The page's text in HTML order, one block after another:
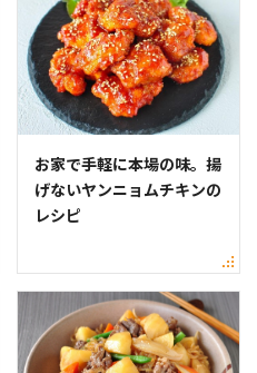
お家で手軽に本場の味。揚
げないヤンニョムチキンの
レシピ